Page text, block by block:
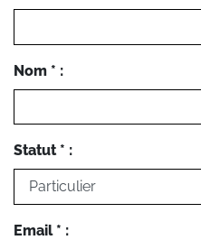
Nom * :
Statut * :
Email * :